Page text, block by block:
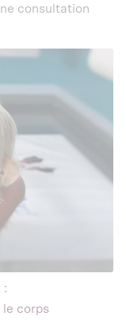
consultation
:
le corps